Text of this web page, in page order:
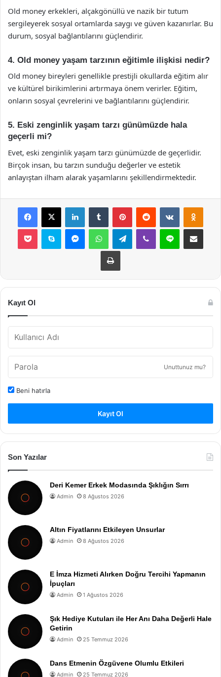
Old money erkekleri, alçakgönüllü ve nazik bir tutum
sergileyerek sosyal ortamlarda saygı ve güven kazanırlar. Bu
durum, sosyal bağlantılarını güçlendirir.
4. Old money yaşam tarzının eğitimle ilişkisi nedir?
Old money bireyleri genellikle prestijli okullarda eğitim alır
ve kültürel birikimlerini artırmaya önem verirler. Eğitim,
onların sosyal çevrelerini ve bağlantılarını güçlendirir.
5. Eski zenginlik yaşam tarzı günümüzde hala
geçerli mi?
Evet, eski zenginlik yaşam tarzı günümüzde de geçerlidir.
Birçok insan, bu tarzın sunduğu değerler ve estetik
anlayıştan ilham alarak yaşamlarını şekillendirmektedir.
Facebook
X LinkedInTumblr PinterestReddit VKontakte
Pocket Skype MessengerWhatsAppTelegramViber Line E-Posta ile
Yazdır
Kayıt Ol
Unuttunuz mu?
Beni hatırla
Kayıt Ol
Son Yazılar
Deri Kemer Erkek Modasında Şıklığın Sırrı
Admin 8 Ağustos 2026
Altın Fiyatlarını Etkileyen Unsurlar
Admin 8 Ağustos 2026
E İmza Hizmeti Alırken Doğru Tercihi Yapmanın
İpuçları
Admin 1 Ağustos 2026
Şık Hediye Kutuları ile Her Anı Daha Değerli Hale
Getirin
Admin 25 Temmuz 2026
Dans Etmenin Özgüvene Olumlu Etkileri
Admin 25 Temmuz 2026